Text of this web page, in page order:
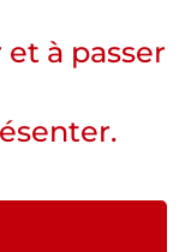
à passer